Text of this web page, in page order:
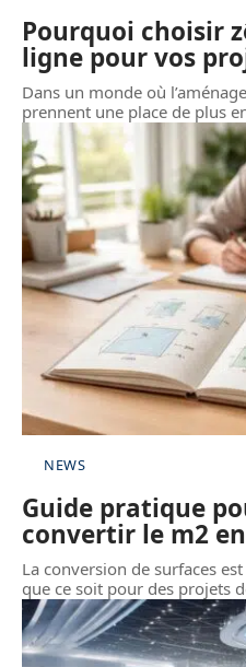
Pourquoi choisir
ligne pour vos
Dans un monde où
prennent une place de plus
NEWS
Guide pratique
convertir le m2
La conversion de surfaces
que ce soit pour des projets